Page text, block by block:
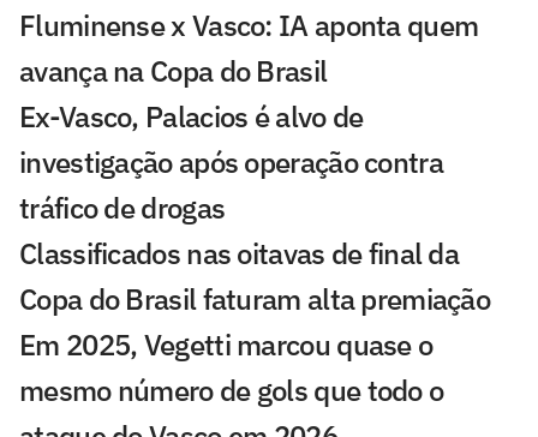
Fluminense x Vasco: IA aponta quem
avança na Copa do Brasil
Ex-Vasco, Palacios é alvo de
investigação após operação contra
tráfico de drogas
Classificados nas oitavas de final da
Copa do Brasil faturam alta premiação
Em 2025, Vegetti marcou quase o
mesmo número de gols que todo o